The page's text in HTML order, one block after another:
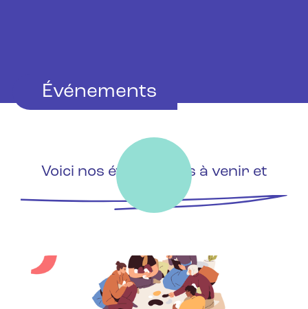
Événements
Voici nos événements à venir et